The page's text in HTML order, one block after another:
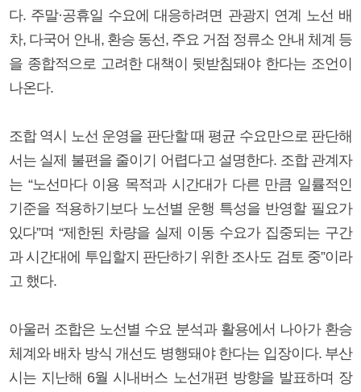
다. 주말·공휴일 수요에 대응하려면 관광지 연계 노선 배
차, 다국어 안내, 환승 동선, 주요 거점 정류소 안내 체계 등
을 종합적으로 고려한 대책이 뒷받침돼야 한다는 조언이
나온다.
조합 역시 노선 운영을 판단할 때 평균 수요만으로 판단해
서는 실제 불편을 줄이기 어렵다고 설명한다. 조합 관계자
는 “노선마다 이용 목적과 시간대가 다른 만큼 일률적인
기준을 적용하기보다 노선별 운행 특성을 반영할 필요가
있다”며 “제한된 차량을 실제 이동 수요가 집중되는 구간
과 시간대에 투입할지 판단하기 위한 조사도 검토 중”이라
고 했다.
아울러 조합은 노선별 수요 분석과 활용에서 나아가 환승
체계와 배차 방식 개선도 병행돼야 한다는 입장이다. 부산
시는 지난해 6월 시내버스 노선개편 방향을 발표하며 장